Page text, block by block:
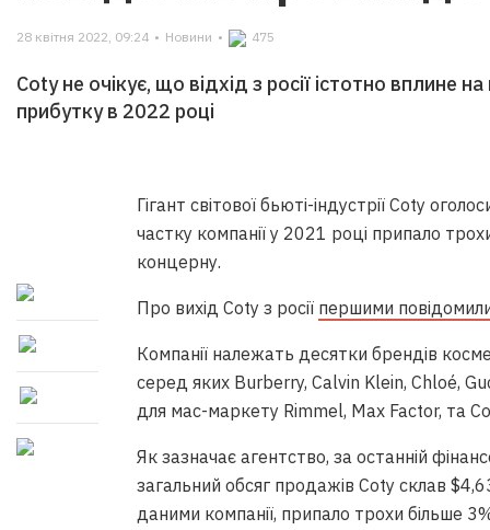
28 квітня 2022, 09:24 • Новини • 475
Coty не очікує, що відхід з росії істотно вплине
прибутку в 2022 році
Гігант світової бьюті-індустрії Coty
частку компанії у 2021 році припало
концерну.
Про вихід Coty з росії першими
Компанії належать десятки брендів
серед яких Burberry, Calvin Klein, Chloé,
для мас-маркету Rimmel, Max Factor, та
Як зазначає агентство, за останній
загальний обсяг продажів Coty склав
даними компанії, припало трохи більше